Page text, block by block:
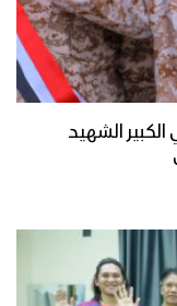
الكبير الشهيد